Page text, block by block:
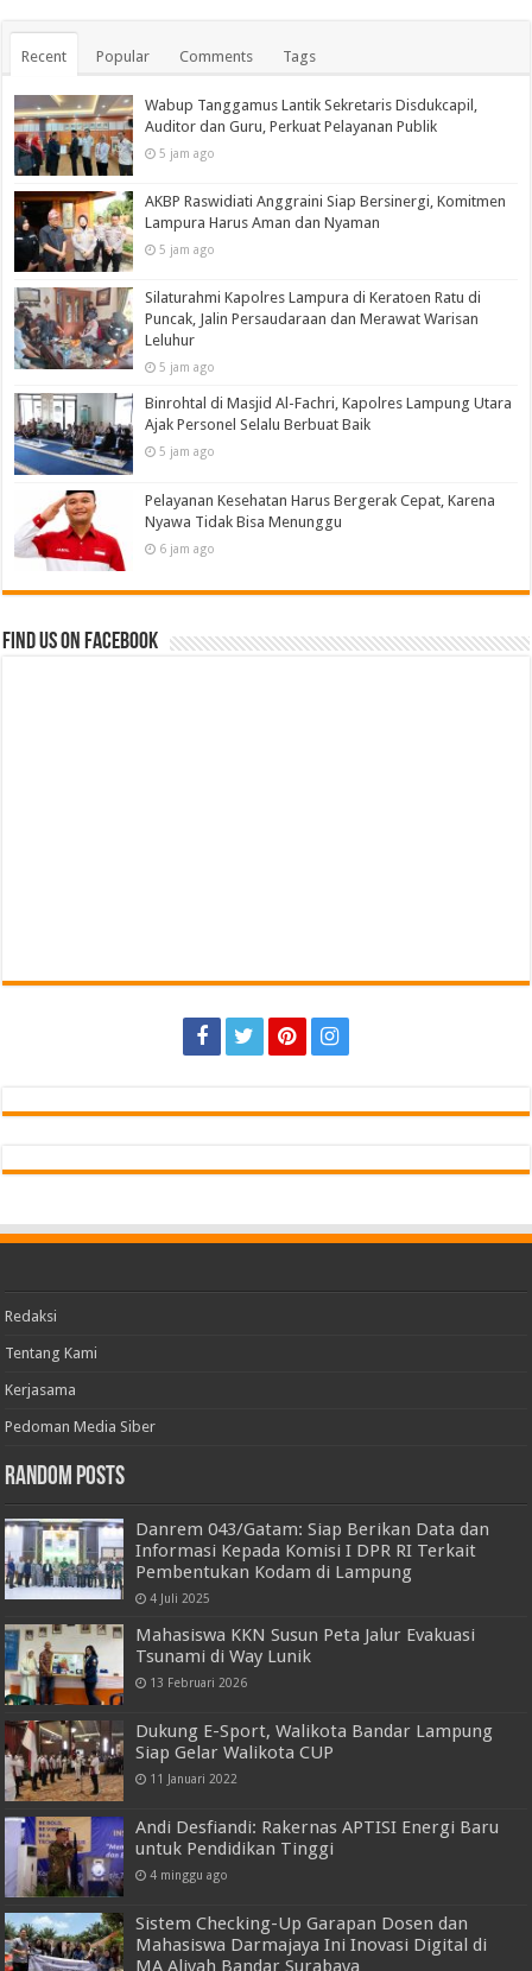
Recent Popular Comments Tags
Wabup Tanggamus Lantik Sekretaris Disdukcapil,
Auditor dan Guru, Perkuat Pelayanan Publik
5 jam ago
AKBP Raswidiati Anggraini Siap Bersinergi, Komitmen
Lampura Harus Aman dan Nyaman
5 jam ago
Silaturahmi Kapolres Lampura di Keratoen Ratu di
Puncak, Jalin Persaudaraan dan Merawat Warisan
Leluhur
5 jam ago
Binrohtal di Masjid Al-Fachri, Kapolres Lampung Utara
Ajak Personel Selalu Berbuat Baik
5 jam ago
Pelayanan Kesehatan Harus Bergerak Cepat, Karena
Nyawa Tidak Bisa Menunggu
6 jam ago
Find us on Facebook
Redaksi
Tentang Kami
Kerjasama
Pedoman Media Siber
Random Posts
Danrem 043/Gatam: Siap Berikan Data dan
Informasi Kepada Komisi I DPR RI Terkait
Pembentukan Kodam di Lampung
4 Juli 2025
Mahasiswa KKN Susun Peta Jalur Evakuasi
Tsunami di Way Lunik
13 Februari 2026
Dukung E-Sport, Walikota Bandar Lampung
Siap Gelar Walikota CUP
11 Januari 2022
Andi Desfiandi: Rakernas APTISI Energi Baru
untuk Pendidikan Tinggi
4 minggu ago
Sistem Checking-Up Garapan Dosen dan
Mahasiswa Darmajaya Ini Inovasi Digital di
MA Aliyah Bandar Surabaya